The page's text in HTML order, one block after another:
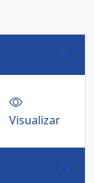
Visualizar